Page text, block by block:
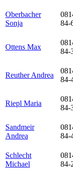
Oberbacher
Sonja
84-
Ottens Max
84-
Reuther Andrea
84-
Riepl Maria
84-
Sandmeir
Andrea
84-
Schlecht
Michael
84-